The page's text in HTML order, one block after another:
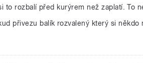
to rozbalí před kurýrem než zaplatí. To
přivezu balík rozvalený který si někdo